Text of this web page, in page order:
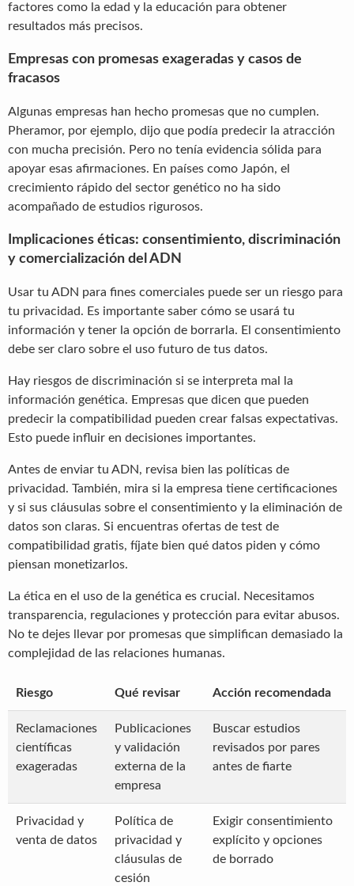
factores como la edad y la educación para obtener
resultados más precisos.
Empresas con promesas exageradas y casos de
fracasos
Algunas empresas han hecho promesas que no cumplen.
Pheramor, por ejemplo, dijo que podía predecir la atracción
con mucha precisión. Pero no tenía evidencia sólida para
apoyar esas afirmaciones. En países como Japón, el
crecimiento rápido del sector genético no ha sido
acompañado de estudios rigurosos.
Implicaciones éticas: consentimiento, discriminación
y comercialización del ADN
Usar tu ADN para fines comerciales puede ser un riesgo para
tu privacidad. Es importante saber cómo se usará tu
información y tener la opción de borrarla. El consentimiento
debe ser claro sobre el uso futuro de tus datos.
Hay riesgos de discriminación si se interpreta mal la
información genética. Empresas que dicen que pueden
predecir la compatibilidad pueden crear falsas expectativas.
Esto puede influir en decisiones importantes.
Antes de enviar tu ADN, revisa bien las políticas de
privacidad. También, mira si la empresa tiene certificaciones
y si sus cláusulas sobre el consentimiento y la eliminación de
datos son claras. Si encuentras ofertas de test de
compatibilidad gratis, fíjate bien qué datos piden y cómo
piensan monetizarlos.
La ética en el uso de la genética es crucial. Necesitamos
transparencia, regulaciones y protección para evitar abusos.
No te dejes llevar por promesas que simplifican demasiado la
complejidad de las relaciones humanas.
Riesgo Qué revisar Acción recomendada
Reclamaciones
científicas
exageradas
Publicaciones
y validación
externa de la
empresa
Buscar estudios
revisados por pares
antes de fiarte
Privacidad y
venta de datos
Política de
privacidad y
cláusulas de
cesión
Exigir consentimiento
explícito y opciones
de borrado